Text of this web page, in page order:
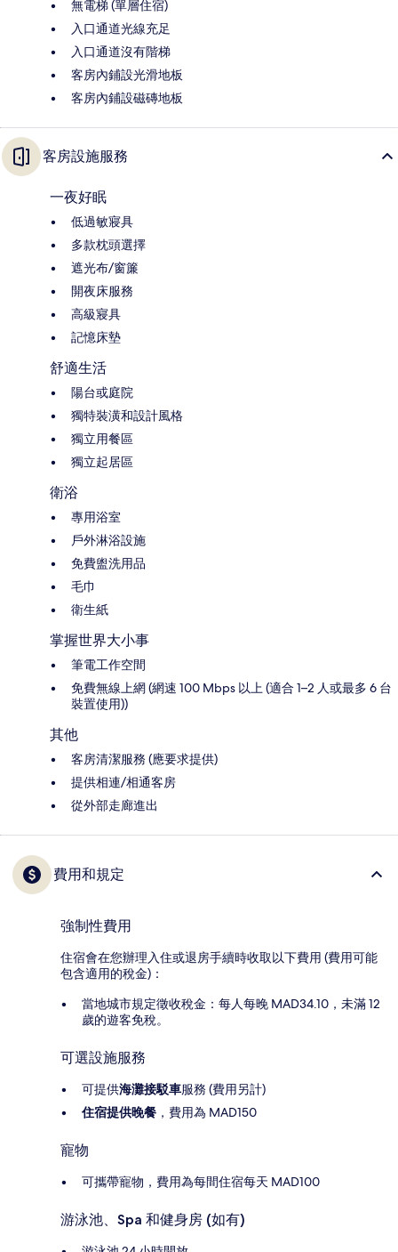
無電梯 (單層住宿)
入口通道光線充足
入口通道沒有階梯
客房內鋪設光滑地板
客房內鋪設磁磚地板
客房設施服務
一夜好眠
低過敏寢具
多款枕頭選擇
遮光布/窗簾
開夜床服務
高級寢具
記憶床墊
舒適生活
陽台或庭院
獨特裝潢和設計風格
獨立用餐區
獨立起居區
衛浴
專用浴室
戶外淋浴設施
免費盥洗用品
毛巾
衛生紙
掌握世界大小事
筆電工作空間
免費無線上網 (網速 100 Mbps 以上 (適合 1–2 人或最多 6 台
裝置使用))
其他
客房清潔服務 (應要求提供)
提供相連/相通客房
從外部走廊進出
費用和規定
強制性費用
住宿會在您辦理入住或退房手續時收取以下費用 (費用可能
包含適用的稅金)：
當地城市規定徵收稅金：每人每晚 MAD34.10，未滿 12
歲的遊客免稅。
可選設施服務
可提供海灘接駁車服務 (費用另計)
住宿提供晚餐 ，費用為 MAD150
寵物
可攜帶寵物，費用為每間住宿每天 MAD100
游泳池、Spa 和健身房 (如有)